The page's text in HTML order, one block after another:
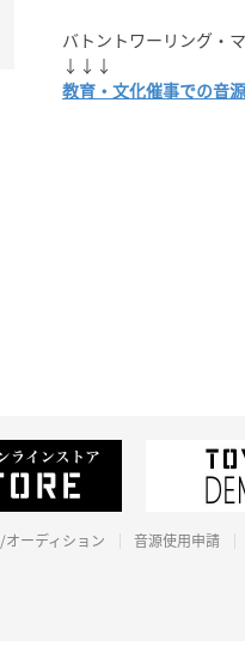
バトントワーリング・
↓↓↓
教育・文化催事での音
オーディション 音源使用申請